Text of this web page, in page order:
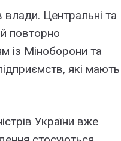
Центральні та
й повторно
із Міноборони та
які мають
України вже